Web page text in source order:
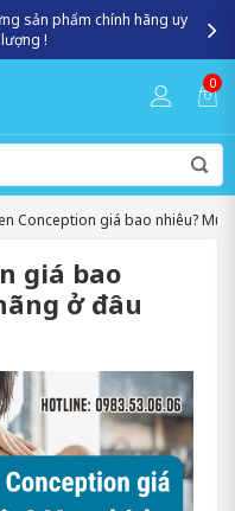
2h nội thành HN, HCM
0
Conception giá bao nhiêu?
giá bao
ở đâu